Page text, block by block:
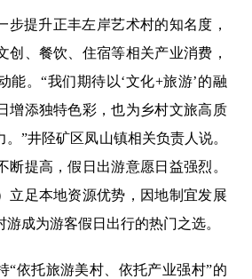
步提升正丰左岸艺术村的知名度，
创、餐饮、住宿等相关产业消费，
能。“我们期待以‘文化+旅游’的融
增添独特色彩，也为乡村文旅高质
”井陉矿区凤山镇相关负责人说。
断提高，假日出游意愿日益强烈。
立足本地资源优势，因地制宜发展
游成为游客假日出行的热门之选。
“依托旅游美村、依托产业强村”的